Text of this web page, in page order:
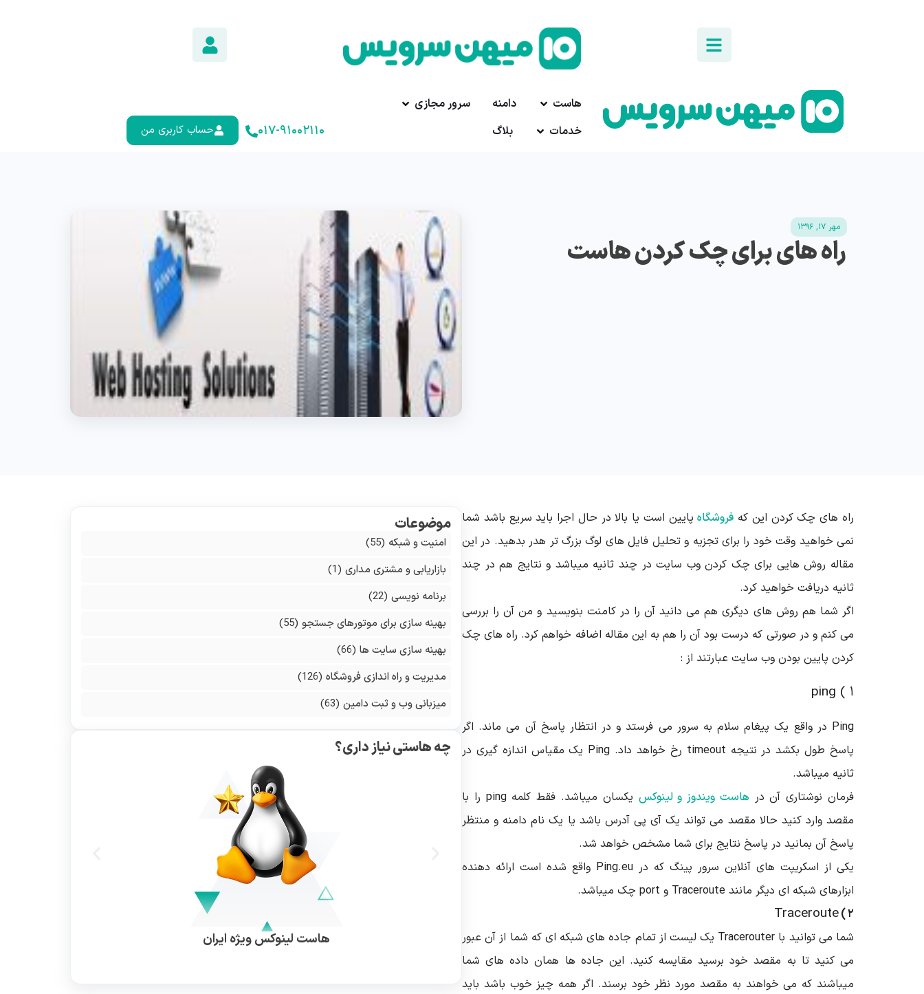
هاست دامنه
سرور مجازی
خدمات
بلاگ ۰۱۷-۹۱۰۰۲۱۱۰ حساب کاربری من
مهر ۱۷, ۱۳۹۶
راه های برای چک کردن هاست
راه های چک کردن این که فروشگاهپایین است یا بالا در حال اجرا باید سریع باشد شما
نمی خواهید وقت خود را برای تجزیه و تحلیل فایل های لوگ بزرگ تر هدر بدهید. در این
مقاله روش هایی برای چک کردن وب سایت در چند ثانیه میباشد و نتایج هم در چند
ثانیه دریافت خواهید کرد.
اگر شما هم روش های دیگری هم می دانید آن را در کامنت بنویسید و من آن را بررسی
می کنم و در صورتی که درست بود آن را هم به این مقاله اضافه خواهم کرد. راه های چک
کردن پایین بودن وب سایت عبارتند از :
۱ ) ping
Ping در واقع یک پیغام سلام به سرور می فرستد و در انتظار پاسخ آن می ماند. اگر
پاسخ طول بکشد در نتیجه timeout رخ خواهد داد. Ping یک مقیاس اندازه گیری در
ثانیه میباشد.
فرمان نوشتاری آن در هاست ویندوز و لینوکس
یکسان میباشد. فقط کلمه ping را با
مقصد وارد کنید حالا مقصد می تواند یک آی پی آدرس باشد یا یک نام دامنه و منتظر
پاسخ آن بمانید در پاسخ نتایج برای شما مشخص خواهد شد.
یکی از اسکریپت های آنلاین سرور پینگ که در Ping.eu واقع شده است ارائه دهنده
ابزارهای شبکه ای دیگر مانند Traceroute و port چک میباشد.
۲ ) Traceroute
شما می توانید با Tracerouter یک لیست از تمام جاده های شبکه ای که شما از آن عبور
می کنید تا به مقصد خود برسید مقایسه کنید. این جاده ها همان داده های شما
میباشند که می خواهند به مقصد مورد نظر خود برسند. اگر همه چیز خوب باشد باید
موضوعات
امنیت و شبکه (55)
بازاریابی و مشتری مداری (1)
برنامه نویسی (22)
بهینه سازی برای موتورهای جستجو (55)
بهینه سازی سایت ها (66)
مدیریت و راه اندازی فروشگاه (126)
میزبانی وب و ثبت دامین (63)
چه هاستی نیاز داری؟
هاست لینوکس ویژه ایران